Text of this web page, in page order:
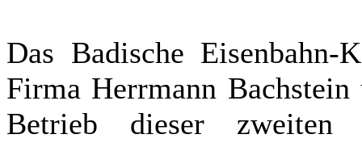
Das Badische
Firma Herrmann
Betrieb dieser zweiten